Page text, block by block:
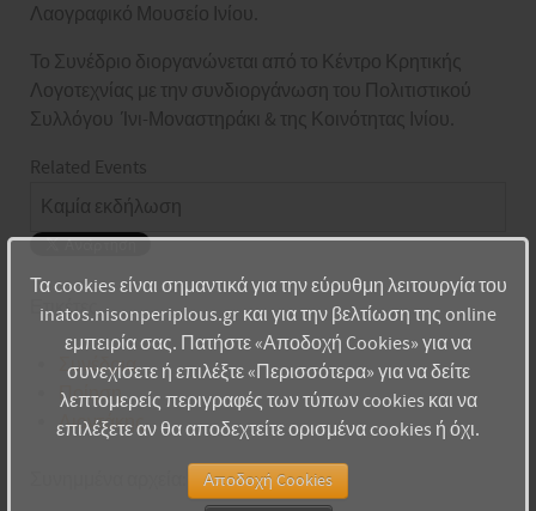
Τα cookies είναι σημαντικά για την εύρυθμη λειτουργία του
inatos.nisonperiplous.gr και για την βελτίωση της online
εμπειρία σας. Πατήστε «Αποδοχή Cookies» για να
συνεχίσετε ή επιλέξτε «Περισσότερα» για να δείτε
λεπτομερείς περιγραφές των τύπων cookies και να
επιλέξετε αν θα αποδεχτείτε ορισμένα cookies ή όχι.
Αποδοχή Cookies
Λαογραφικό Μουσείο Ινίου.
Το Συνέδριο διοργανώνεται από το Κέντρο Κρητικής
Λογοτεχνίας με την συνδιοργάνωση του Πολιτιστικού
Συλλόγου Ίνι-Μοναστηράκι & της Κοινότητας Ινίου.
Related Events
Καμία εκδήλωση
Ετικέτες
Συνέδρια
Ποίηση
Λιοντάκης